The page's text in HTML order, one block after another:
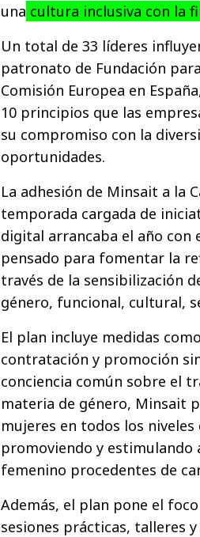
una cultura inclusiva con la
Un total de 33 líderes
patronato de Fundación
Comisión Europea en
10 principios que las
su compromiso con la
oportunidades.
La adhesión de Minsait a la
temporada cargada de
digital arrancaba el año con
pensado para fomentar la
través de la sensibilización
género, funcional, cultural,
El plan incluye medidas
contratación y promoción
conciencia común sobre el
materia de género, Minsait
mujeres en todos los
promoviendo y
femenino procedentes de
Además, el plan pone el
sesiones prácticas, talleres